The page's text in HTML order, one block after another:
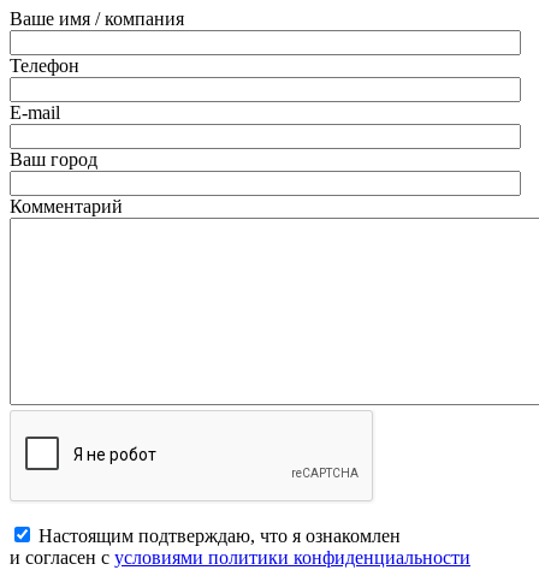
Ваше имя / компания
Телефон
E-mail
Ваш город
Комментарий
Настоящим подтверждаю, что я ознакомлен
и согласен с условиями политики конфиденциальности